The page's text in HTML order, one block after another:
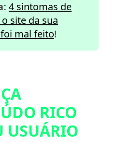
4 sintomas de
site da sua
mal feito!
RICO
USUÁRIO